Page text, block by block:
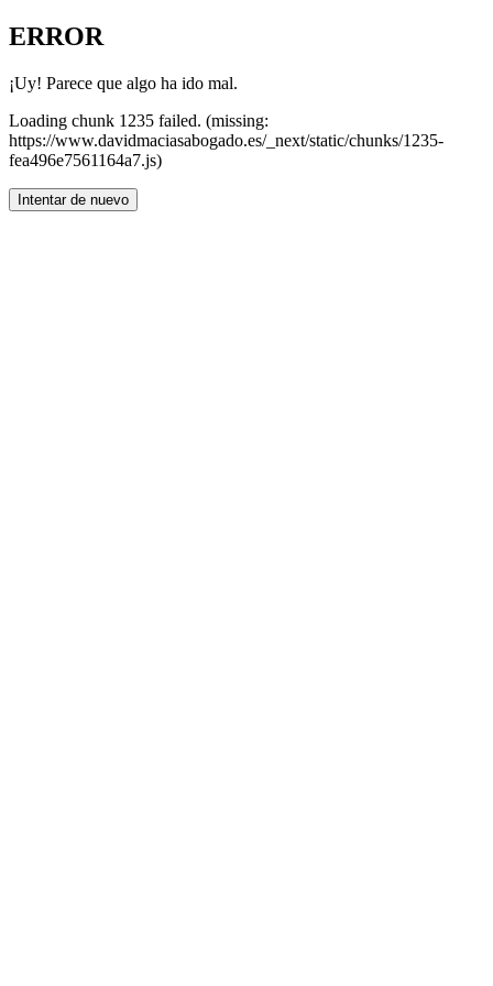
ERROR
¡Uy! Parece que algo ha ido mal.
Loading chunk 1235 failed. (missing:
https://www.davidmaciasabogado.es/_next/static/chunks/1235-
fea496e7561164a7.js)
Intentar de nuevo